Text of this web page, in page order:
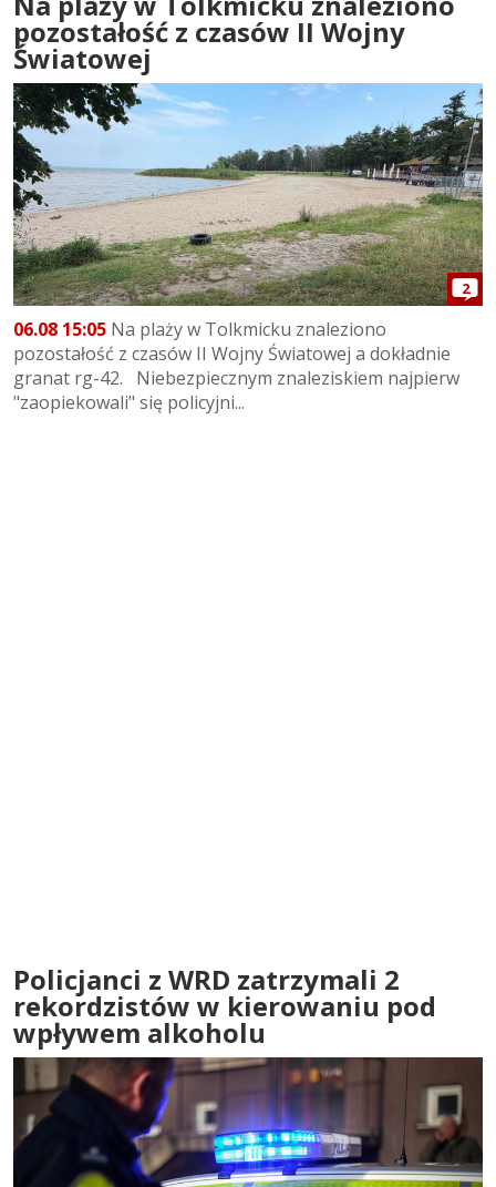
pozostałość z czasów II Wojny
Światowej
2
06.08 15:05 Na plaży w Tolkmicku znaleziono
pozostałość z czasów II Wojny Światowej a dokładnie
granat rg-42. Niebezpiecznym znaleziskiem najpierw
"zaopiekowali" się policyjni...
Policjanci z WRD zatrzymali 2
rekordzistów w kierowaniu pod
wpływem alkoholu